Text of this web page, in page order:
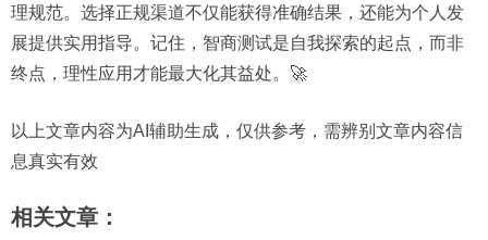
理规范。选择正规渠道不仅能获得准确结果，还能为个人发
展提供实用指导。记住，智商测试是自我探索的起点，而非
终点，理性应用才能最大化其益处。🚀
以上文章内容为AI辅助生成，仅供参考，需辨别文章内容信
息真实有效
相关文章：